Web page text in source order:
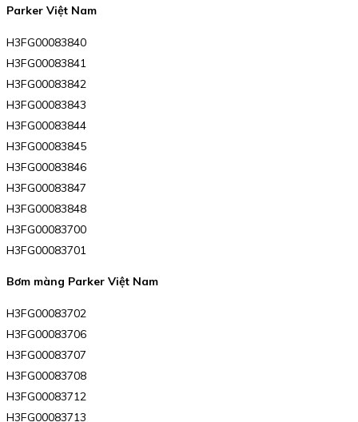
Parker Việt Nam
H3FG00083840
H3FG00083841
H3FG00083842
H3FG00083843
H3FG00083844
H3FG00083845
H3FG00083846
H3FG00083847
H3FG00083848
H3FG00083700
H3FG00083701
Bơm màng Parker Việt Nam
H3FG00083702
H3FG00083706
H3FG00083707
H3FG00083708
H3FG00083712
H3FG00083713